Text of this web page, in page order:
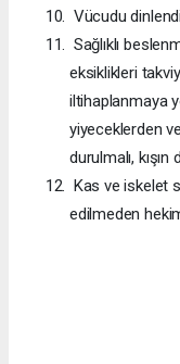
Vücudu
Sağlıklı
eksiklikleri
iltihaplanmaya
yiyeceklerden
durulmalı,
Kas ve iskelet
edilmeden